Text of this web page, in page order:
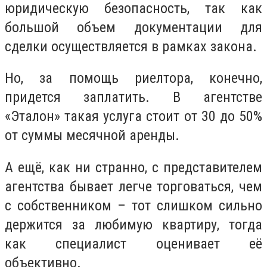
юридическую безопасность, так как
большой объем документации для
сделки осуществляется в рамках закона.
Но, за помощь риелтора, конечно,
придется заплатить. В агентстве
«Эталон» такая услуга стоит от 30 до 50%
от суммы месячной аренды.
А ещё, как ни странно, с представителем
агентства бывает легче торговаться, чем
с собственником – тот слишком сильно
держится за любимую квартиру, тогда
как специалист оценивает её
объективно.